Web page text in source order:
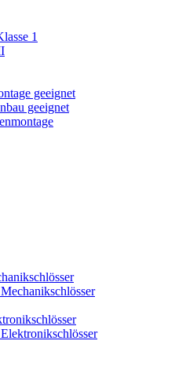
1
geeignet
geeignet